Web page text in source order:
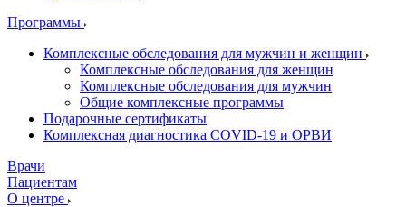
Программы
Комплексные обследования для мужчин и женщин
Комплексные обследования для женщин
Комплексные обследования для мужчин
Общие комплексные программы
Подарочные сертификаты
Комплексная диагностика COVID-19 и ОРВИ
Врачи
Пациентам
О центре